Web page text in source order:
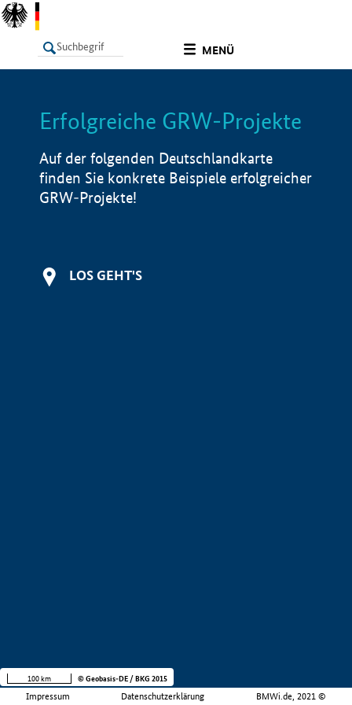
MENÜ
LISTE Info
Erfolgreiche GRW-Projekte
Auf der folgenden Deutschlandkarte
finden Sie konkrete Beispiele erfolgreicher
GRW-Projekte!
LOS GEHT'S
Impressum Datenschutzerklärung BMWi.de, 2021 ©
100 km © Geobasis-DE / BKG 2015